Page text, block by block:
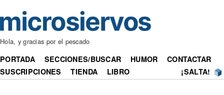
Hola, y gracias por el pescado
PORTADA SECCIONES/BUSCAR HUMOR
CONTACTAR
SUSCRIPCIONES
TIENDA LIBRO ¡SALTA!